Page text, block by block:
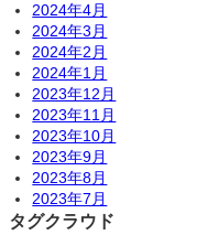
2024年4月
2024年3月
2024年2月
2024年1月
2023年12月
2023年11月
2023年10月
2023年9月
2023年8月
2023年7月
タグクラウド